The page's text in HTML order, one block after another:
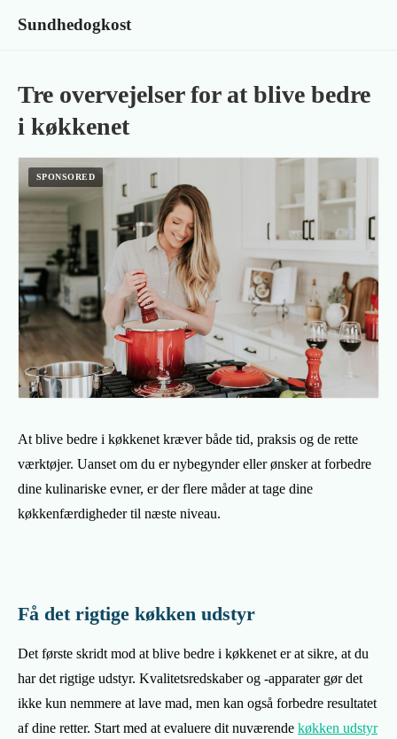
Sundhedogkost
Tre overvejelser for at blive bedre
i køkkenet
At blive bedre i køkkenet kræver både tid, praksis og de rette
værktøjer. Uanset om du er nybegynder eller ønsker at forbedre
dine kulinariske evner, er der flere måder at tage dine
køkkenfærdigheder til næste niveau.
Få det rigtige køkken udstyr
Det første skridt mod at blive bedre i køkkenet er at sikre, at du
har det rigtige udstyr. Kvalitetsredskaber og -apparater gør det
ikke kun nemmere at lave mad, men kan også forbedre resultatet
af dine retter. Start med at evaluere dit nuværende køkken udstyr